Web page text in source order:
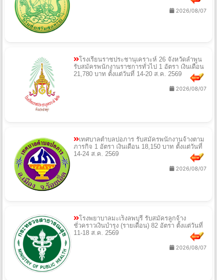
2026/08/07
โรงเรียนราชประชานุเคราะห์ 26 จังหวัดลำพูน
รับสมัครพนักงานราชการทั่วไป 1 อัตรา เงินเดือน
21,780 บาท ตั้งแต่วันที่ 14-20 ส.ค. 2569
2026/08/07
เทศบาลตำบลปอภาร รับสมัครพนักงานจ้างตาม
ภารกิจ 1 อัตรา เงินเดือน 18,150 บาท ตั้งแต่วันที่
14-24 ส.ค. 2569
2026/08/07
โรงพยาบาลมะเร็งลพบุรี รับสมัครลูกจ้าง
ชั่วคราวเงินบำรุง (รายเดือน) 82 อัตรา ตั้งแต่วันที่
11-18 ส.ค. 2569
2026/08/07